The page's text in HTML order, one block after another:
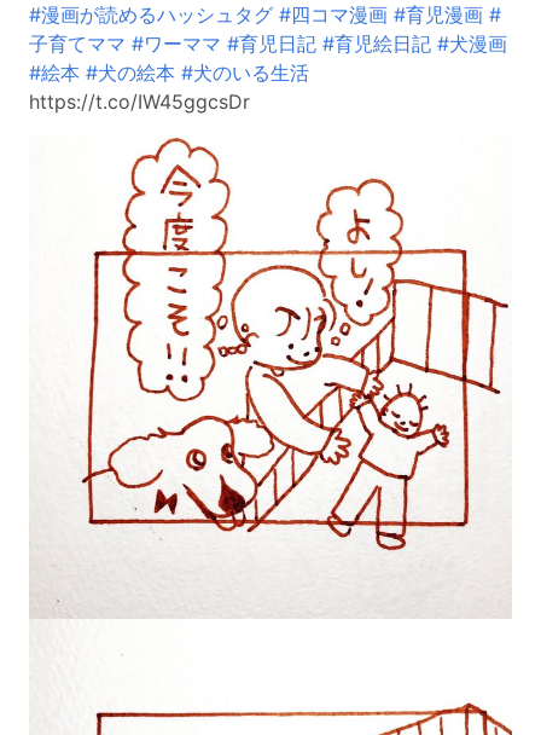
#漫画が読めるハッシュタグ #四コマ漫画 #育児漫画 #
子育てママ #ワーママ #育児日記 #育児絵日記 #犬漫画
#絵本 #犬の絵本 #犬のいる生活
https://t.co/IW45ggcsDr